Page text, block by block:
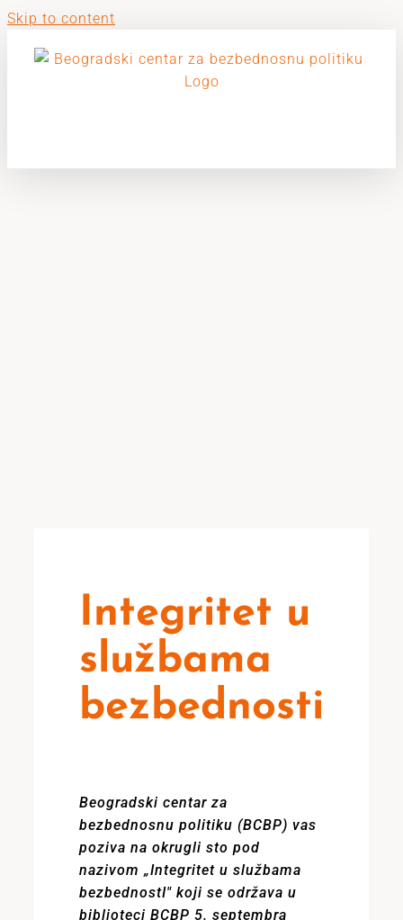
Skip to content
Integritet u
službama
bezbednosti
Beogradski centar za
bezbednosnu politiku (BCBP) vas
poziva na okrugli sto pod
nazivom „Integritet u službama
bezbednostI" koji se održava u
biblioteci BCBP 5. septembra